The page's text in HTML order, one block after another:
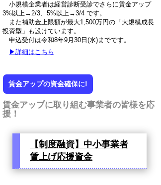
小規模企業者は経営診断受診でさらに賃金アップ
3%以上→2/3、5%以上→3/4 です。
また補助金上限額が最大1,500万円の「大規模成長
投資型」も設けています。
申込受付は令和8年9月30日(水)までです。
▶詳細はこちら
賃金アップの資金確保に!
賃金アップに取り組む事業者の皆様を応
援！
【制度融資】中小事業者
賃上げ応援資金